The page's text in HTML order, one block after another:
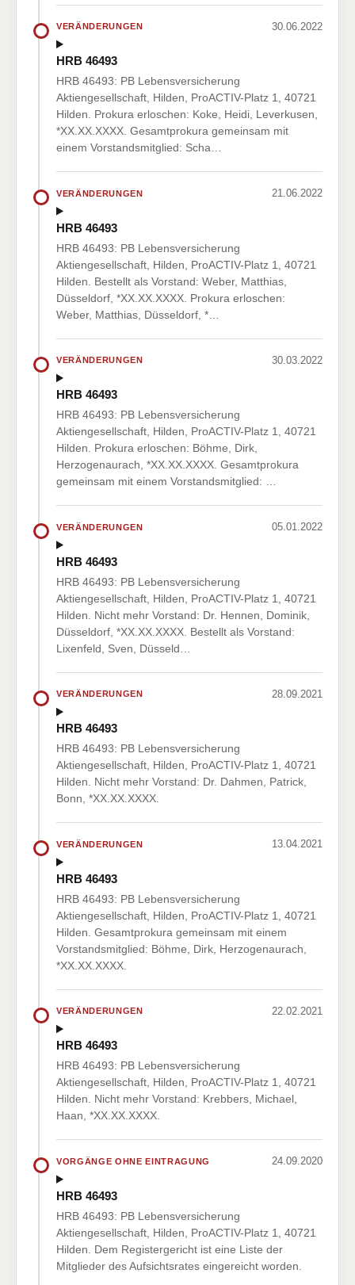
VERÄNDERUNGEN 30.06.2022
HRB 46493
HRB 46493: PB Lebensversicherung
Aktiengesellschaft, Hilden, ProACTIV-Platz 1, 40721
Hilden. Prokura erloschen: Koke, Heidi, Leverkusen,
*XX.XX.XXXX. Gesamtprokura gemeinsam mit
einem Vorstandsmitglied: Scha…
VERÄNDERUNGEN 21.06.2022
HRB 46493
HRB 46493: PB Lebensversicherung
Aktiengesellschaft, Hilden, ProACTIV-Platz 1, 40721
Hilden. Bestellt als Vorstand: Weber, Matthias,
Düsseldorf, *XX.XX.XXXX. Prokura erloschen:
Weber, Matthias, Düsseldorf, *…
VERÄNDERUNGEN 30.03.2022
HRB 46493
HRB 46493: PB Lebensversicherung
Aktiengesellschaft, Hilden, ProACTIV-Platz 1, 40721
Hilden. Prokura erloschen: Böhme, Dirk,
Herzogenaurach, *XX.XX.XXXX. Gesamtprokura
gemeinsam mit einem Vorstandsmitglied: …
VERÄNDERUNGEN 05.01.2022
HRB 46493
HRB 46493: PB Lebensversicherung
Aktiengesellschaft, Hilden, ProACTIV-Platz 1, 40721
Hilden. Nicht mehr Vorstand: Dr. Hennen, Dominik,
Düsseldorf, *XX.XX.XXXX. Bestellt als Vorstand:
Lixenfeld, Sven, Düsseld…
VERÄNDERUNGEN 28.09.2021
HRB 46493
HRB 46493: PB Lebensversicherung
Aktiengesellschaft, Hilden, ProACTIV-Platz 1, 40721
Hilden. Nicht mehr Vorstand: Dr. Dahmen, Patrick,
Bonn, *XX.XX.XXXX.
VERÄNDERUNGEN 13.04.2021
HRB 46493
HRB 46493: PB Lebensversicherung
Aktiengesellschaft, Hilden, ProACTIV-Platz 1, 40721
Hilden. Gesamtprokura gemeinsam mit einem
Vorstandsmitglied: Böhme, Dirk, Herzogenaurach,
*XX.XX.XXXX.
VERÄNDERUNGEN 22.02.2021
HRB 46493
HRB 46493: PB Lebensversicherung
Aktiengesellschaft, Hilden, ProACTIV-Platz 1, 40721
Hilden. Nicht mehr Vorstand: Krebbers, Michael,
Haan, *XX.XX.XXXX.
VORGÄNGE OHNE EINTRAGUNG 24.09.2020
HRB 46493
HRB 46493: PB Lebensversicherung
Aktiengesellschaft, Hilden, ProACTIV-Platz 1, 40721
Hilden. Dem Registergericht ist eine Liste der
Mitglieder des Aufsichtsrates eingereicht worden.